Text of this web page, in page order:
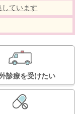
しています
診療を受けたい